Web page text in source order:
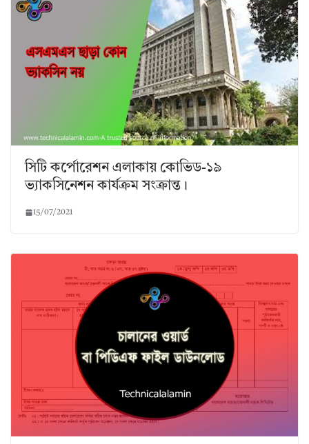
সিটি কর্পোরেশন এলাকায় কোভিড-১৯
ভ্যাকসিনেশন কার্যক্রম সংক্রান্ত।
15/07/2021